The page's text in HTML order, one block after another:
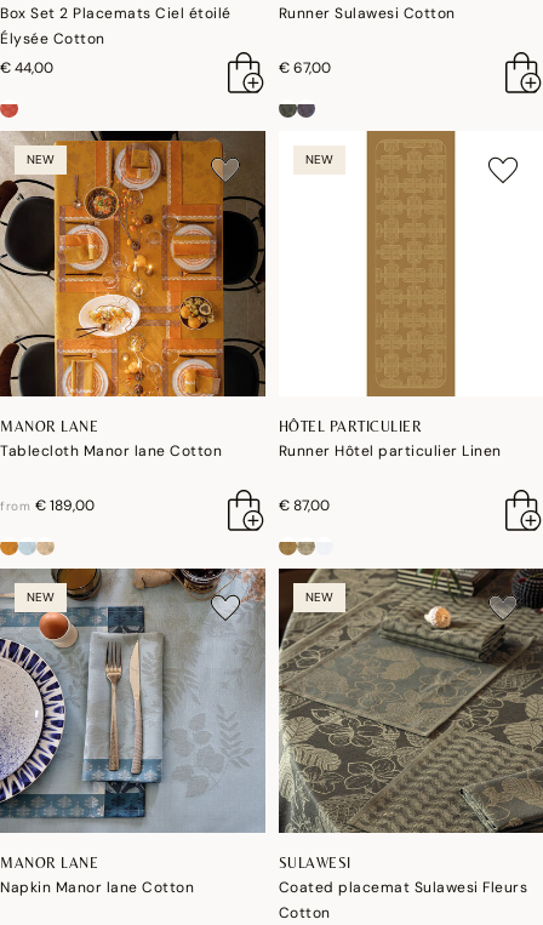
Box Set 2 Placemats Ciel étoilé
Élysée Cotton
€ 44,00
Runner Sulawesi Cotton
€ 67,00
NEW
MANOR LANE
Tablecloth Manor lane Cotton
from € 189,00
NEW
HÔTEL PARTICULIER
Runner Hôtel particulier Linen
€ 87,00
NEW
MANOR LANE
Napkin Manor lane Cotton
NEW
SULAWESI
Coated placemat Sulawesi Fleurs
Cotton